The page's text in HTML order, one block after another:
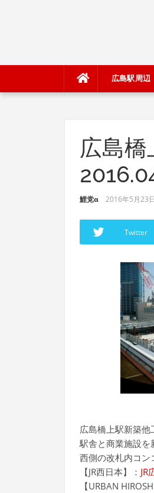
広島駅周辺
広島
鯉党α 2016年5月23日
Twitter
広島橋上駅新築
駅舎と商業施設を
西側の改札内コン
【JR西日本】： JR
【URBAN